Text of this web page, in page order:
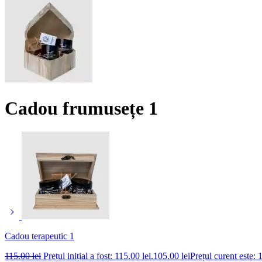
Cadou frumusețe 1
Cadou terapeutic 1
115.00lei Prețul inițial a fost: 115.00 lei.105.00 leiPrețul curent este: